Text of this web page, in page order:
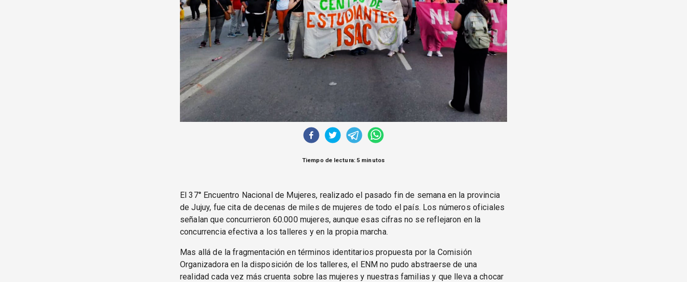
Tiempo de lectura: 5 minutos
El 37° Encuentro Nacional de Mujeres, realizado el pasado fin de semana en la provincia
de Jujuy, fue cita de decenas de miles de mujeres de todo el país. Los números oficiales
señalan que concurrieron 60.000 mujeres, aunque esas cifras no se reflejaron en la
concurrencia efectiva a los talleres y en la propia marcha.
Mas allá de la fragmentación en términos identitarios propuesta por la Comisión
Organizadora en la disposición de los talleres, el ENM no pudo abstraerse de una
realidad cada vez más cruenta sobre las mujeres y nuestras familias y que lleva a chocar